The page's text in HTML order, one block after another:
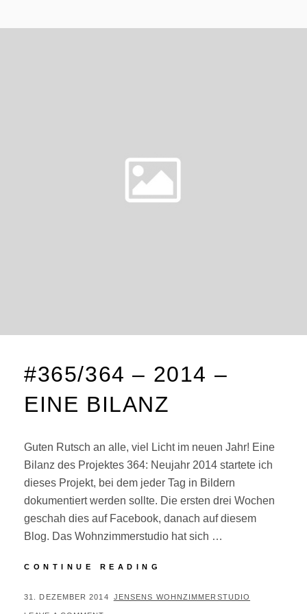
2
#365/364 – 2014 –
EINE BILANZ
Guten Rutsch an alle, viel Licht im neuen Jahr! Eine
Bilanz des Projektes 364: Neujahr 2014 startete ich
dieses Projekt, bei dem jeder Tag in Bildern
dokumentiert werden sollte. Die ersten drei Wochen
geschah dies auf Facebook, danach auf diesem
Blog. Das Wohnzimmerstudio hat sich …
CONTINUE READING
2014
POSTED
31. DEZEMBER 2014 BY
JENSENS WOHNZIMMERSTUDIO